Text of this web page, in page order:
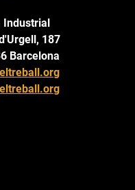
Industrial
187
Barcelona